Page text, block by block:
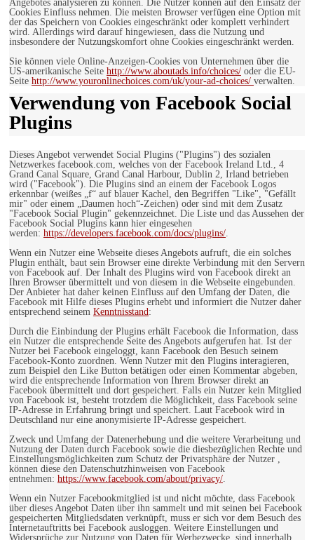
Angebotes analysieren zu können. Die Nutzer können auf den Einsatz der
Cookies Einfluss nehmen. Die meisten Browser verfügen eine Option mit
der das Speichern von Cookies eingeschränkt oder komplett verhindert
wird. Allerdings wird darauf hingewiesen, dass die Nutzung und
insbesondere der Nutzungskomfort ohne Cookies eingeschränkt werden.
Sie können viele Online-Anzeigen-Cookies von Unternehmen über die
US-amerikanische Seite http://www.aboutads.info/choices/ oder die EU-
Seite http://www.youronlinechoices.com/uk/your-ad-choices/ verwalten.
Verwendung von Facebook Social
Plugins
Dieses Angebot verwendet Social Plugins ("Plugins") des sozialen
Netzwerkes facebook.com, welches von der Facebook Ireland Ltd., 4
Grand Canal Square, Grand Canal Harbour, Dublin 2, Irland betrieben
wird ("Facebook"). Die Plugins sind an einem der Facebook Logos
erkennbar (weißes „f“ auf blauer Kachel, den Begriffen "Like", "Gefällt
mir" oder einem „Daumen hoch“-Zeichen) oder sind mit dem Zusatz
"Facebook Social Plugin" gekennzeichnet. Die Liste und das Aussehen der
Facebook Social Plugins kann hier eingesehen
werden: https://developers.facebook.com/docs/plugins/.
Wenn ein Nutzer eine Webseite dieses Angebots aufruft, die ein solches
Plugin enthält, baut sein Browser eine direkte Verbindung mit den Servern
von Facebook auf. Der Inhalt des Plugins wird von Facebook direkt an
Ihren Browser übermittelt und von diesem in die Webseite eingebunden.
Der Anbieter hat daher keinen Einfluss auf den Umfang der Daten, die
Facebook mit Hilfe dieses Plugins erhebt und informiert die Nutzer daher
entsprechend seinem Kenntnisstand:
Durch die Einbindung der Plugins erhält Facebook die Information, dass
ein Nutzer die entsprechende Seite des Angebots aufgerufen hat. Ist der
Nutzer bei Facebook eingeloggt, kann Facebook den Besuch seinem
Facebook-Konto zuordnen. Wenn Nutzer mit den Plugins interagieren,
zum Beispiel den Like Button betätigen oder einen Kommentar abgeben,
wird die entsprechende Information von Ihrem Browser direkt an
Facebook übermittelt und dort gespeichert. Falls ein Nutzer kein Mitglied
von Facebook ist, besteht trotzdem die Möglichkeit, dass Facebook seine
IP-Adresse in Erfahrung bringt und speichert. Laut Facebook wird in
Deutschland nur eine anonymisierte IP-Adresse gespeichert.
Zweck und Umfang der Datenerhebung und die weitere Verarbeitung und
Nutzung der Daten durch Facebook sowie die diesbezüglichen Rechte und
Einstellungsmöglichkeiten zum Schutz der Privatsphäre der Nutzer ,
können diese den Datenschutzhinweisen von Facebook
entnehmen: https://www.facebook.com/about/privacy/.
Wenn ein Nutzer Facebookmitglied ist und nicht möchte, dass Facebook
über dieses Angebot Daten über ihn sammelt und mit seinen bei Facebook
gespeicherten Mitgliedsdaten verknüpft, muss er sich vor dem Besuch des
Internetauftritts bei Facebook ausloggen. Weitere Einstellungen und
Widersprüche zur Nutzung von Daten für Werbezwecke, sind innerhalb